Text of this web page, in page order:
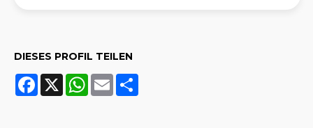
DIESES PROFIL TEILEN
Facebook
X WhatsApp
Email